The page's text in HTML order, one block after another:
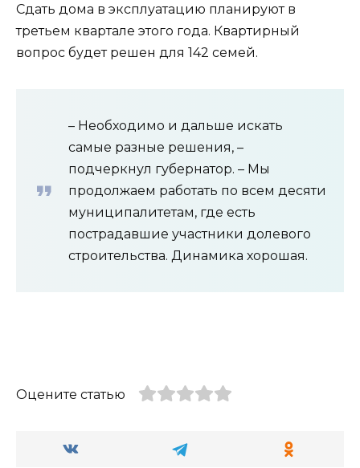
Сдать дома в эксплуатацию планируют в
третьем квартале этого года. Квартирный
вопрос будет решен для 142 семей.
– Необходимо и дальше искать
самые разные решения, –
подчеркнул губернатор. – Мы
продолжаем работать по всем десяти
муниципалитетам, где есть
пострадавшие участники долевого
строительства. Динамика хорошая.
Оцените статью